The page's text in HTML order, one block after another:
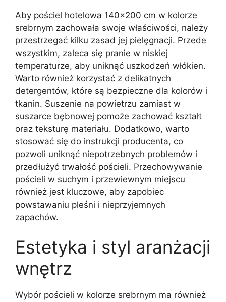
Aby pościel hotelowa 140×200 cm w kolorze
srebrnym zachowała swoje właściwości, należy
przestrzegać kilku zasad jej pielęgnacji. Przede
wszystkim, zaleca się pranie w niskiej
temperaturze, aby uniknąć uszkodzeń włókien.
Warto również korzystać z delikatnych
detergentów, które są bezpieczne dla kolorów i
tkanin. Suszenie na powietrzu zamiast w
suszarce bębnowej pomoże zachować kształt
oraz teksturę materiału. Dodatkowo, warto
stosować się do instrukcji producenta, co
pozwoli uniknąć niepotrzebnych problemów i
przedłużyć trwałość pościeli. Przechowywanie
pościeli w suchym i przewiewnym miejscu
również jest kluczowe, aby zapobiec
powstawaniu pleśni i nieprzyjemnych
zapachów.
Estetyka i styl aranżacji
wnętrz
Wybór pościeli w kolorze srebrnym ma również